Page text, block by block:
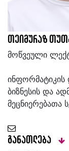
თეიმურაზ
მოწვეული
ინფორმატიკის
ბიზნესის და
მეცნიერებათა
განათლება